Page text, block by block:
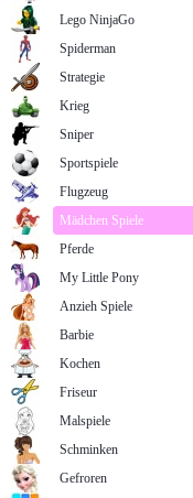
Lego NinjaGo
Spiderman
Strategie
Krieg
Sniper
Sportspiele
Flugzeug
Mädchen Spiele
Pferde
My Little Pony
Anzieh Spiele
Barbie
Kochen
Friseur
Malspiele
Schminken
Gefroren